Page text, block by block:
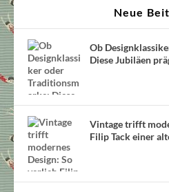
Neue
Ob
Diese Jubiläen
Vintage trifft
Filip Tack einer